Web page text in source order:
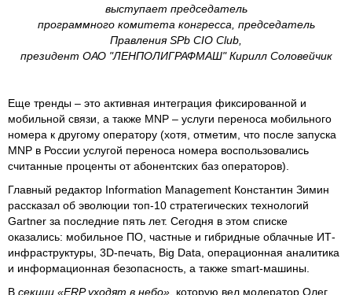
выступает председатель
программного комитета конгресса, председатель
Правления SPb CIO Club,
президент ОАО "ЛЕНПОЛИГРАФМАШ" Кирилл Соловейчик
Еще тренды – это активная интеграция фиксированной и
мобильной связи, а также MNP – услуги переноса мобильного
номера к другому оператору (хотя, отметим, что после запуска
MNP в России услугой переноса номера воспользовались
считанные проценты от абонентских баз операторов).
Главный редактор Information Management Константин Зимин
рассказал об эволюции топ-10 стратегических технологий
Gartner за последние пять лет. Сегодня в этом списке
оказались: мобильное ПО, частные и гибридные облачные ИТ-
инфраструктуры, 3D-печать, Big Data, операционная аналитика
и информационная безопасность, а также smart-машины.
В секции «ERPуходят в небо» , которую вел модератор Олег